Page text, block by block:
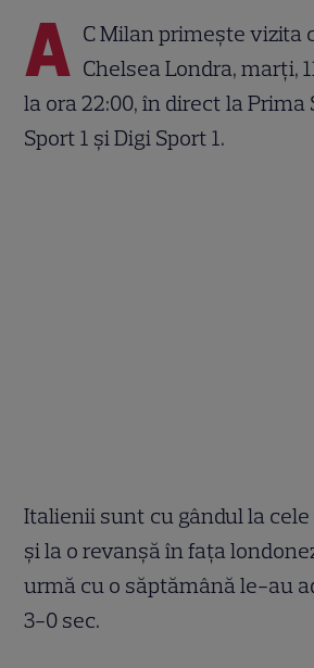
A C Milan primeşte vizita
Chelsea Londra, marţi,
la ora 22:00, în direct la Prima
Sport 1 şi Digi Sport 1.
Italienii sunt cu gândul la
şi la o revanşă în faţa
urmă cu o săptămână le-au
3-0 sec.